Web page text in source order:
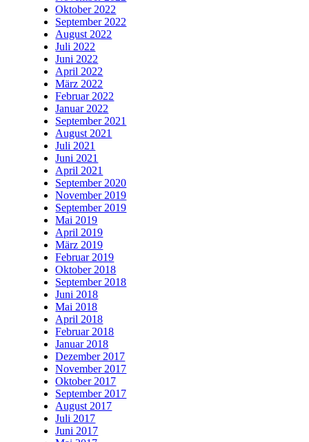
Oktober 2022
September 2022
August 2022
Juli 2022
Juni 2022
April 2022
März 2022
Februar 2022
Januar 2022
September 2021
August 2021
Juli 2021
Juni 2021
April 2021
September 2020
November 2019
September 2019
Mai 2019
April 2019
März 2019
Februar 2019
Oktober 2018
September 2018
Juni 2018
Mai 2018
April 2018
Februar 2018
Januar 2018
Dezember 2017
November 2017
Oktober 2017
September 2017
August 2017
Juli 2017
Juni 2017